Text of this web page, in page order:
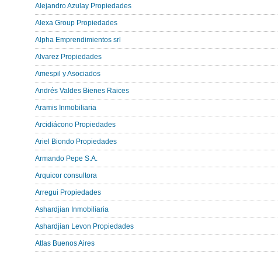
Alejandro Azulay Propiedades
Alexa Group Propiedades
Alpha Emprendimientos srl
Alvarez Propiedades
Amespil y Asociados
Andrés Valdes Bienes Raices
Aramis Inmobiliaria
Arcidiácono Propiedades
Ariel Biondo Propiedades
Armando Pepe S.A.
Arquicor consultora
Arregui Propiedades
Ashardjian Inmobiliaria
Ashardjian Levon Propiedades
Atlas Buenos Aires